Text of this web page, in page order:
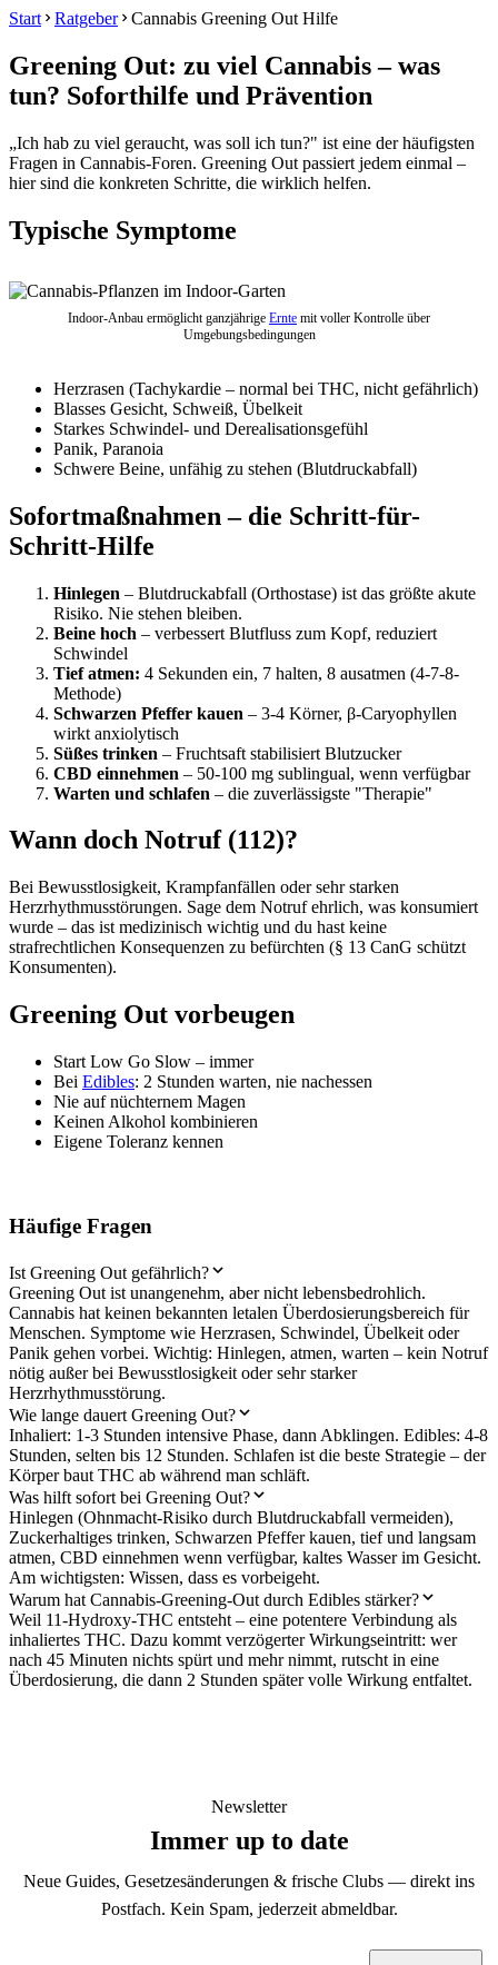
Start Ratgeber Cannabis Greening Out Hilfe
Greening Out: zu viel Cannabis – was
tun? Soforthilfe und Prävention
„Ich hab zu viel geraucht, was soll ich tun?" ist eine der häufigsten
Fragen in Cannabis-Foren. Greening Out passiert jedem einmal –
hier sind die konkreten Schritte, die wirklich helfen.
Typische Symptome
Indoor-Anbau ermöglicht ganzjährige Ernte mit voller Kontrolle über
Umgebungsbedingungen
Herzrasen (Tachykardie – normal bei THC, nicht gefährlich)
Blasses Gesicht, Schweiß, Übelkeit
Starkes Schwindel- und Derealisationsgefühl
Panik, Paranoia
Schwere Beine, unfähig zu stehen (Blutdruckabfall)
Sofortmaßnahmen – die Schritt-für-
Schritt-Hilfe
Hinlegen – Blutdruckabfall (Orthostase) ist das größte akute
Risiko. Nie stehen bleiben.
Beine hoch – verbessert Blutfluss zum Kopf, reduziert
Schwindel
Tief atmen: 4 Sekunden ein, 7 halten, 8 ausatmen (4-7-8-
Methode)
Schwarzen Pfeffer kauen – 3-4 Körner, β-Caryophyllen
wirkt anxiolytisch
Süßes trinken – Fruchtsaft stabilisiert Blutzucker
CBD einnehmen – 50-100 mg sublingual, wenn verfügbar
Warten und schlafen – die zuverlässigste "Therapie"
Wann doch Notruf (112)?
Bei Bewusstlosigkeit, Krampfanfällen oder sehr starken
Herzrhythmusstörungen. Sage dem Notruf ehrlich, was konsumiert
wurde – das ist medizinisch wichtig und du hast keine
strafrechtlichen Konsequenzen zu befürchten (§ 13 CanG schützt
Konsumenten).
Greening Out vorbeugen
Start Low Go Slow – immer
Bei Edibles: 2 Stunden warten, nie nachessen
Nie auf nüchternem Magen
Keinen Alkohol kombinieren
Eigene Toleranz kennen
Häufige Fragen
Ist Greening Out gefährlich?
Greening Out ist unangenehm, aber nicht lebensbedrohlich.
Cannabis hat keinen bekannten letalen Überdosierungsbereich für
Menschen. Symptome wie Herzrasen, Schwindel, Übelkeit oder
Panik gehen vorbei. Wichtig: Hinlegen, atmen, warten – kein Notruf
nötig außer bei Bewusstlosigkeit oder sehr starker
Herzrhythmusstörung.
Wie lange dauert Greening Out?
Inhaliert: 1-3 Stunden intensive Phase, dann Abklingen. Edibles: 4-8
Stunden, selten bis 12 Stunden. Schlafen ist die beste Strategie – der
Körper baut THC ab während man schläft.
Was hilft sofort bei Greening Out?
Hinlegen (Ohnmacht-Risiko durch Blutdruckabfall vermeiden),
Zuckerhaltiges trinken, Schwarzen Pfeffer kauen, tief und langsam
atmen, CBD einnehmen wenn verfügbar, kaltes Wasser im Gesicht.
Am wichtigsten: Wissen, dass es vorbeigeht.
Warum hat Cannabis-Greening-Out durch Edibles stärker?
Weil 11-Hydroxy-THC entsteht – eine potentere Verbindung als
inhaliertes THC. Dazu kommt verzögerter Wirkungseintritt: wer
nach 45 Minuten nichts spürt und mehr nimmt, rutscht in eine
Überdosierung, die dann 2 Stunden später volle Wirkung entfaltet.
Newsletter
Immer up to date
Neue Guides, Gesetzesänderungen & frische Clubs — direkt ins
Postfach. Kein Spam, jederzeit abmeldbar.